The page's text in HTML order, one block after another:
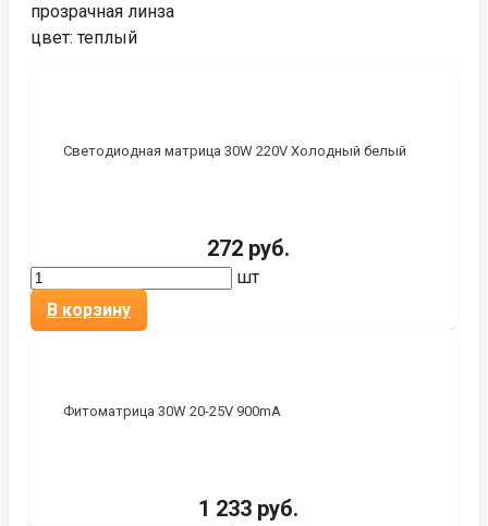
прозрачная линза
цвет: теплый
Светодиодная матрица 30W 220V Холодный белый
272 руб.
шт
В корзину
Фитоматрица 30W 20-25V 900mA
1 233 руб.